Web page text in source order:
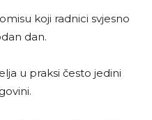
koji radnici svjesno
dan.
u praksi često jedini